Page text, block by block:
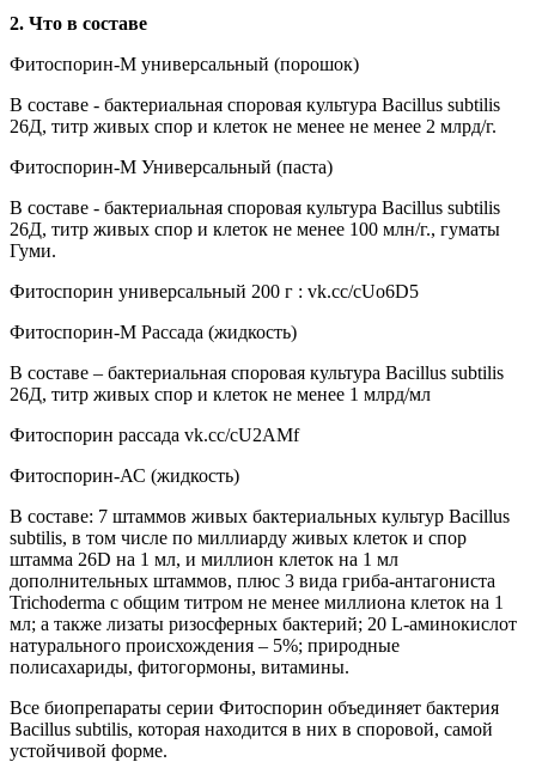
2. Что в составе
Фитоспорин-М универсальный (порошок)
В составе - бактериальная споровая культура Bacillus subtilis
26Д, титр живых спор и клеток не менее не менее 2 млрд/г.
Фитоспорин-М Универсальный (паста)
В составе - бактериальная споровая культура Bacillus subtilis
26Д, титр живых спор и клеток не менее 100 млн/г., гуматы
Гуми.
Фитоспорин универсальный 200 г : vk.cc/cUo6D5
Фитоспорин-М Рассада (жидкость)
В составе – бактериальная споровая культура Bacillus subtilis
26Д, титр живых спор и клеток не менее 1 млрд/мл
Фитоспорин рассада vk.cc/cU2AMf
Фитоспорин-АС (жидкость)
В составе: 7 штаммов живых бактериальных культур Bacillus
subtilis, в том числе по миллиарду живых клеток и спор
штамма 26D на 1 мл, и миллион клеток на 1 мл
дополнительных штаммов, плюс 3 вида гриба-антагониста
Trichoderma c общим титром не менее миллиона клеток на 1
мл; а также лизаты ризосферных бактерий; 20 L-аминокислот
натурального происхождения – 5%; природные
полисахариды, фитогормоны, витамины.
Все биопрепараты серии Фитоспорин объединяет бактерия
Bacillus subtilis, которая находится в них в споровой, самой
устойчивой форме.